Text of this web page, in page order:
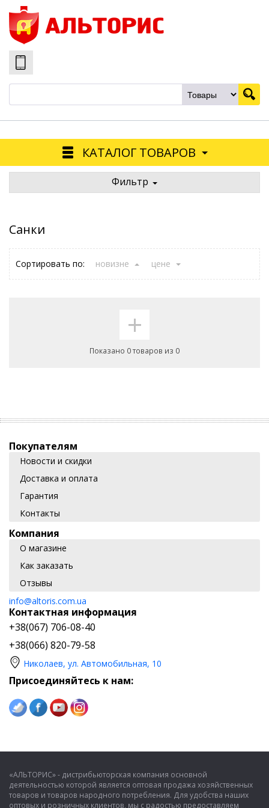
КАТАЛОГ ТОВАРОВ
Фильтр
Санки
Сортировать по: новизне цене
+
Показано 0 товаров из 0
Покупателям
Новости и скидки
Доставка и оплата
Гарантия
Контакты
Компания
О магазине
Как заказать
Отзывы
info@altoris.com.ua
Контактная информация
+38(067) 706-08-40
+38(066) 820-79-58
Николаев, ул. Автомобильная, 10
Присоединяйтесь к нам:
«АЛЬТОРИС» - дистрибьюторская компания основной
деятельностью которой является оптовая продажа хозяйственных
товаров и товаров народного потребления. Для удобства наших
оптовых и розничных клиентов, мы с радостью предоставляем